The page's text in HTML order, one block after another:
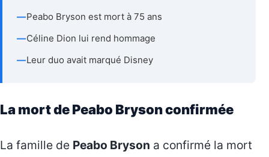
—Peabo Bryson est mort à 75 ans
—Céline Dion lui rend hommage
—Leur duo avait marqué Disney
La mort de Peabo Bryson confirmée
La famille de Peabo Bryson a confirmé la mort